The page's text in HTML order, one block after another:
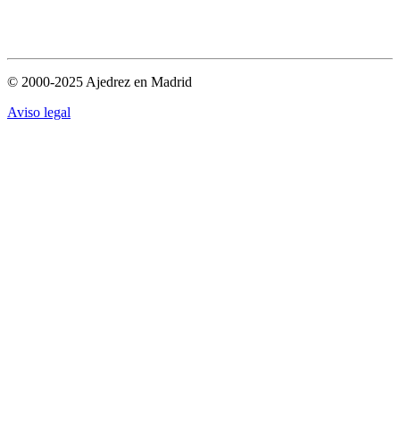
© 2000-2025 Ajedrez en Madrid
Aviso legal